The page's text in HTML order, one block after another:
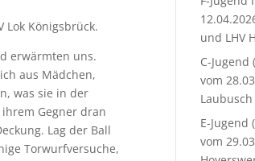
Lok Königsbrück.
erwärmten uns.
aus Mädchen,
was sie in der
Gegner dran
Lag der Ball
Torwurfversuche,
und LHV
C-
vom
Laubusch
E-Jugend
vom